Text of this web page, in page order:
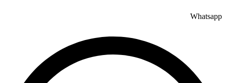
Whatsapp